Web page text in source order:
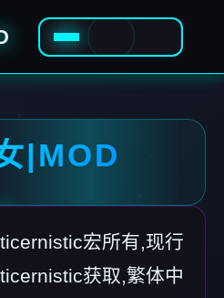
|MOD
宏所有,现行
获取,繁体中